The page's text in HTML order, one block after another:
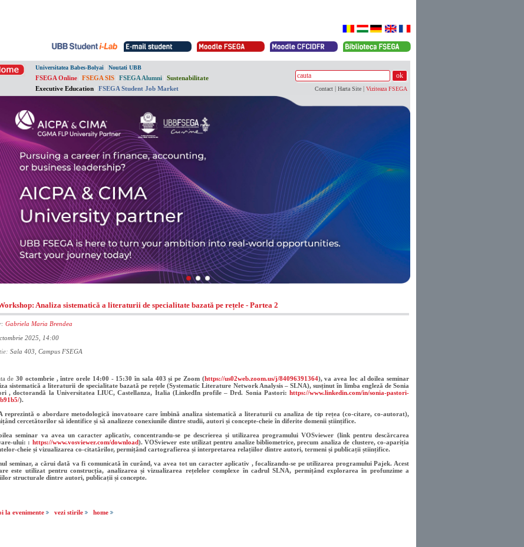
Universitatea Babes-Bolyai Noutati UBB
FSEGA Online FSEGA SIS FSEGA Alumni
Sustenabilitate
Executive Education
FSEGA Student Job Market Contact | Harta Site | Viziteaza FSEGA
Analiza sistematică a literaturii de specialitate bazată pe rețele - Partea 2
Gabriela Maria Brendea
2025, 14:00
Sala 403, Campus FSEGA
de30 octombrie, întreorele 14:00 - 15:30 în sala 403 și pe Zoom (https://us02web.zoom.us/j/84096391364), va avea loc al doilea seminar
sistematică a literaturii de specialitate bazată pe rețele (Systematic Literature Network Analysis – SLNA), susținut în limba engleză deSonia
, doctorandă la Universitatea LIUC, Castellanza, Italia (LinkedIn profile – Drd. Sonia Pastori:https://www.linkedin.com/in/sonia-pastori-
).
reprezintă o abordare metodologică inovatoare care îmbină analiza sistematică a literaturii cu analiza de tip rețea (co-citare, co-autorat),
cercetătorilor să identifice și să analizeze conexiunile dintre studii, autori și concepte-cheie în diferite domenii științifice.
seminar va avea un caracter aplicativ, concentrandu-se pe descrierea și utilizarea programuluiVOSviewer (link pentru descărcarea
ului: : https://www.vosviewer.com/download). VOSviewer este utilizat pentru analize bibliometrice, precum analiza de clustere, co-apariția
cheie și vizualizarea co-citatărilor, permițând cartografierea și interpretarea relațiilor dintre autori, termeni și publicații științifice.
seminar, a cărui dată va fi comunicată în curând, va avea tot un caracter aplicativ , focalizandu-se pe utilizarea programului Pajek. Acest
este utilizat pentru construcția, analizarea și vizualizarea rețelelor complexe în cadrul SLNA, permițând explorarea în profunzime a
structurale dintre autori, publicații și concepte.
la evenimente vezi stirile home